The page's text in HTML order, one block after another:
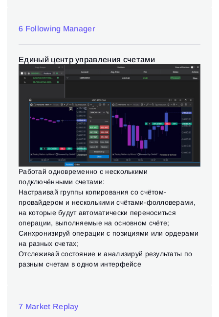
6 Following Manager
Единый центр управления счетами
Работай одновременно с несколькими
подключёнными счетами:
Настраивай группы копирования со счётом-
провайдером и несколькими счётами-фолловерами,
на которые будут автоматически переноситься
операции, выполняемые на основном счёте;
Синхронизируй операции с позициями или ордерами
на разных счетах;
Отслеживай состояние и анализируй результаты по
разным счетам в одном интерфейсе
7 Market Replay
Close
Вход
Пароль
Забыли пароль?
Войти
Зарегистрироваться
Восстановить пароль
Введи адрес электронной почты, и мы отправим
ссылку для создания нового пароля.
Email
Сбросить пароль
Регистрация
Я хочу получать специальные предложения от
ATAS
Я принимаю:Terms of use
Ознакомьтесь с политикой конфиденциальности
Зарегистрироваться
Уже есть учётная запись?Войти